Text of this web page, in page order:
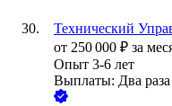
Технический
от 250 000 ₽ за
Опыт 3-6 лет
Выплаты: Два раза